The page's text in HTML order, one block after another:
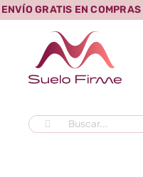
Saltar
al
contenido
ENVÍO GRATIS EN
Buscar: